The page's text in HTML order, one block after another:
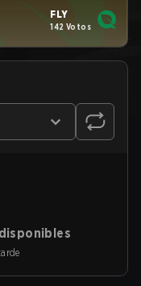
FLY
142 Votos